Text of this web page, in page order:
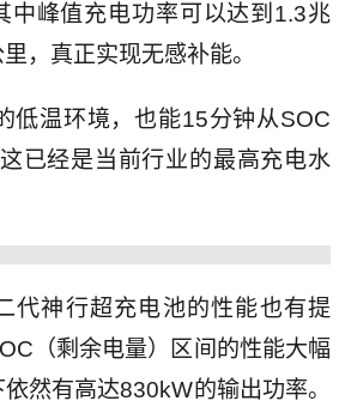
中峰值充电功率可以达到1.3兆
，真正实现无感补能。
低温环境，也能15分钟从SOC
已经是当前行业的最高充电水
代神行超充电池的性能也有提
（剩余电量）区间的性能大幅
然有高达830kW的输出功率。